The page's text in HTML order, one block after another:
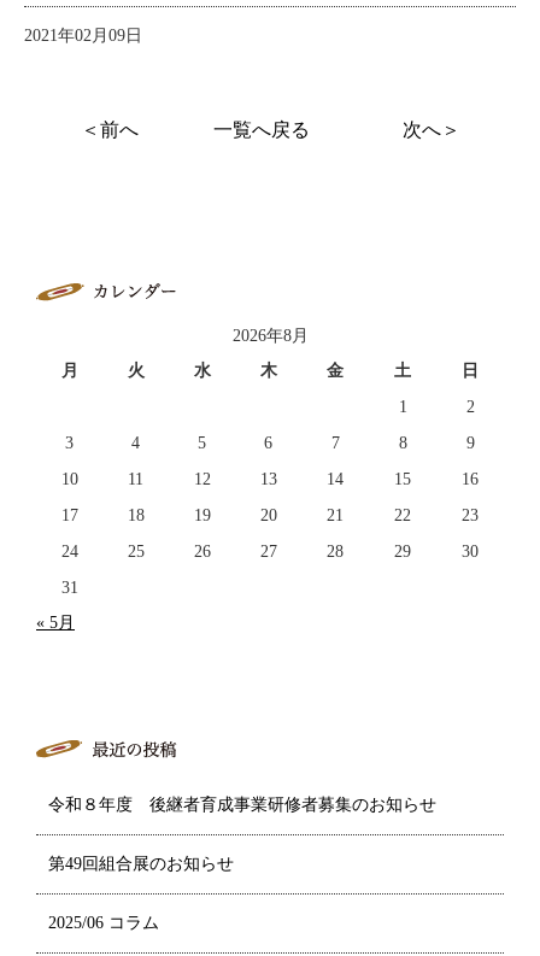
2021年02月09日
＜前へ 一覧へ戻る 次へ＞
2026年8月
月
火 水 木 金 土
日
1
2
3
4 5 6 7 8
9
10
11 12 13 14 15
16
17
18 19 20 21 22
23
24
25 26 27 28 29
30
31
« 5月
令和８年度 後継者育成事業研修者募集のお知らせ
第49回組合展のお知らせ
2025/06 コラム